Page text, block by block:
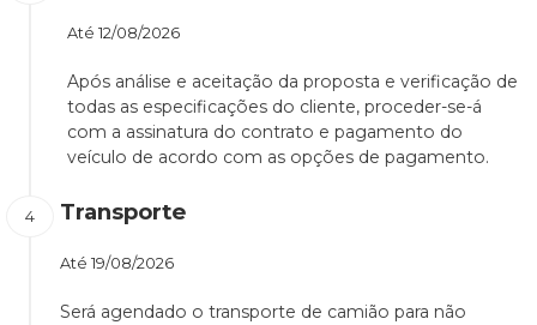
Até 12/08/2026
Após análise e aceitação da proposta e verificação de
todas as especificações do cliente, proceder-se-á
com a assinatura do contrato e pagamento do
veículo de acordo com as opções de pagamento.
Transporte
Até 19/08/2026
Será agendado o transporte de camião para não